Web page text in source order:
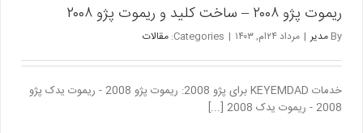
ریموت پژو ۲۰۰۸ – ساخت کلید و ریموت پژو ۲۰۰۸
By مدیر | مرداد ۲۴ام, ۱۴۰۳ |
Categories: مقالات
خدمات KEYEMDAD برای پژو 2008: ریموت پژو 2008 - ریموت یدک پژو
2008 - ریموت یدک 2008 [...]